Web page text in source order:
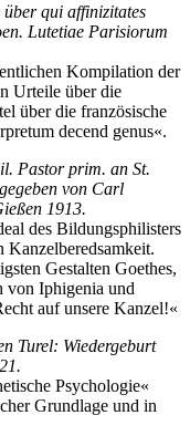
qui affinizitates
Lutetiae Parisiorum
Kompilation der
Urteile über die
über die französische
decend genus«.
Pastor prim. an St.
von Carl
1913.
des Bildungsphilisters
Kanzelberedsamkeit.
Gestalten Goethes,
von Iphigenia und
auf unsere Kanzel!«
Turel: Wiedergeburt
Psychologie«
Grundlage und in